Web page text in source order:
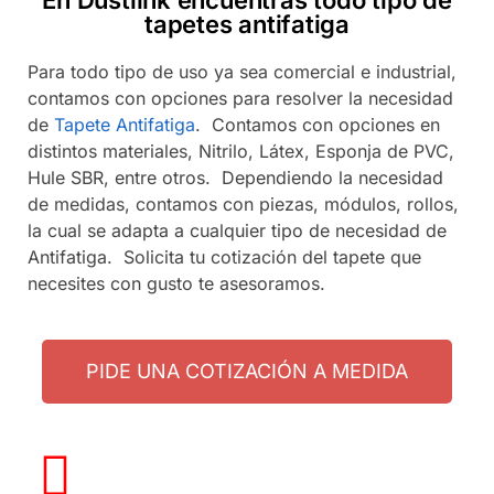
tapetes antifatiga
Para todo tipo de uso ya sea comercial e industrial,
contamos con opciones para resolver la necesidad
de Tapete Antifatiga. Contamos con opciones en
distintos materiales, Nitrilo, Látex, Esponja de PVC,
Hule SBR, entre otros. Dependiendo la necesidad
de medidas, contamos con piezas, módulos, rollos,
la cual se adapta a cualquier tipo de necesidad de
Antifatiga. Solicita tu cotización del tapete que
necesites con gusto te asesoramos.
PIDE UNA COTIZACIÓN A MEDIDA